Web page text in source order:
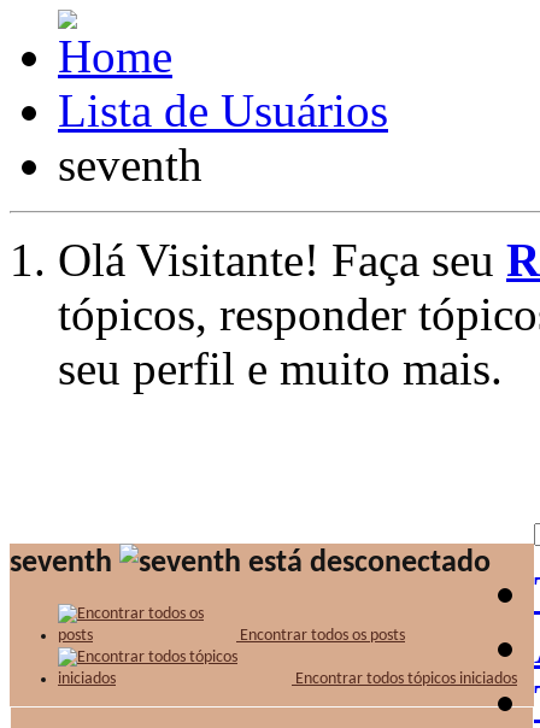
Lista de Usuários
seventh
Olá Visitante! Faça seu
tópicos, responder
seu perfil e muito mais.
seventh
Encontrar todos os posts
Encontrar todos tópicos iniciados